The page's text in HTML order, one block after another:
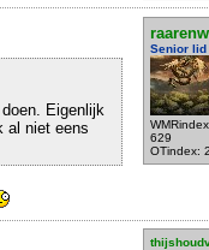
Senior lid
629
OTindex:
Eigenlijk
al niet eens